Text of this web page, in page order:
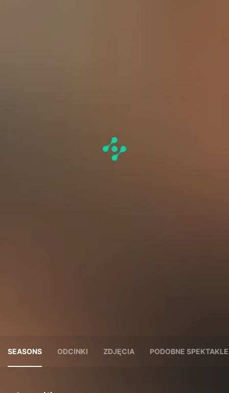
SEASONS ODCINKI ZDJĘCIA PODOBNE SPEKTAKLE